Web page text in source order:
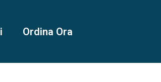
Ordina Ora